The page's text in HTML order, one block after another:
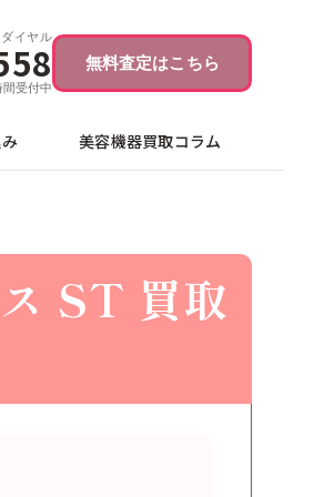
イヤル
間受付中
無料査定はこちら
美容機器買取コラム
ST 買取